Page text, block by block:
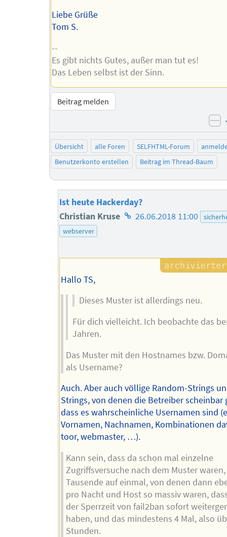
Liebe Grüße
Tom S.
--
Es gibt nichts Gutes, außer man tut es!
Das Leben selbst ist der Sinn.
Beitrag melden
Übersicht alle Foren SELFHTML-Forum
Benutzerkonto erstellen
Beitrag im Thread-Baum
Ist heute Hackerday?
Christian Kruse Homepage
26.06.2018 11:00
webserver
Hallo TS,
Dieses Muster ist allerdings neu.
Für dich vielleicht. Ich beobachte das
Jahren.
Das Muster mit den Hostnames bzw.
als Username?
Auch. Aber auch völlige Random-Strings
Strings, von denen die Betreiber scheinbar
dass es wahrscheinliche Usernamen sind
Vornamen, Nachnamen, Kombinationen
toor, webmaster, …).
Kann sein, dass da schon mal einzelne
Zugriffsversuche nach dem Muster
Tausende auf einmal, von denen dann
pro Nacht und Host so massiv waren,
der Sperrzeit von fail2ban sofort
haben, und das mindestens 4 Mal, also
Stunden.